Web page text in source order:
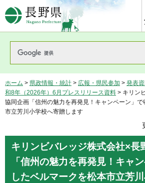
長野県Nagano Prefecture
ホーム > 県政情報・統計 > 広報・県民参加 > 発表
和8年（2026年）6月プレスリリース資料 > キリン
協同企画「信州の魅力を再発見！キャンペーン」
市立芳川小学校へ寄贈します
キリンビバレッジ株式会社×長
「信州の魅力を再発見！キャ
したベルマークを松本市立芳